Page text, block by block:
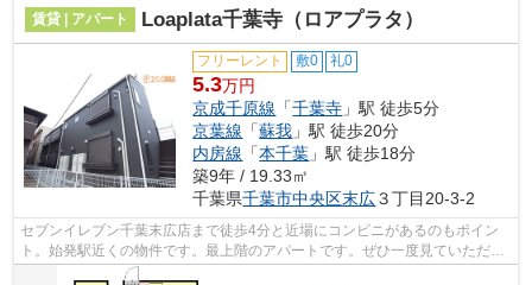
賃貸 | アパート Loaplata千葉寺（ロアプラタ）
フリーレント 敷0 礼0
5.3万円
京成千原線 「千葉寺 」駅 徒歩5分
京葉線 「蘇我 」駅 徒歩20分
内房線 「本千葉 」駅 徒歩18分
築9年 / 19.33㎡
千葉県千葉市中央区末広３丁目20-3-2
セブンイレブン千葉末広店まで徒歩4分と近場にコンビニがあるのもポイン
ト。始発駅近くの物件です。最上階のアパートです。ぜひ一度見ていただき
たい、「Loaplata千葉寺(ロアプラタ)」...